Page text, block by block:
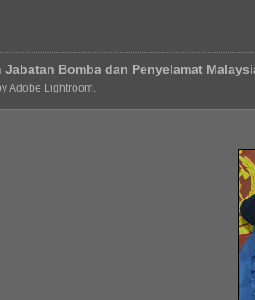
Bomba dan Penyelamat
Adobe Lightroom.